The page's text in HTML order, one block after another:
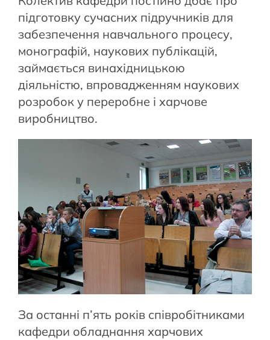
підготовку сучасних підручників для
забезпечення навчального процесу,
монографій, наукових публікацій,
займається винахідницькою
діяльністю, впровадженням наукових
розробок у переробне і харчове
виробництво.
За останні п’ять років співробітниками
кафедри обладнання харчових